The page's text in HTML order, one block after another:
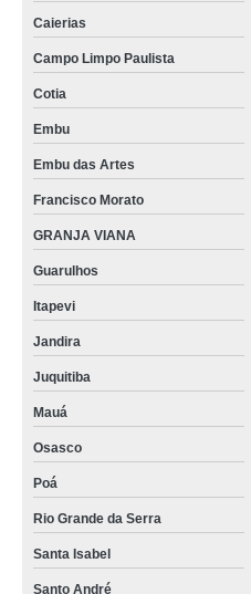
Caierias
Campo Limpo Paulista
Cotia
Embu
Embu das Artes
Francisco Morato
GRANJA VIANA
Guarulhos
Itapevi
Jandira
Juquitiba
Mauá
Osasco
Poá
Rio Grande da Serra
Santa Isabel
Santo André